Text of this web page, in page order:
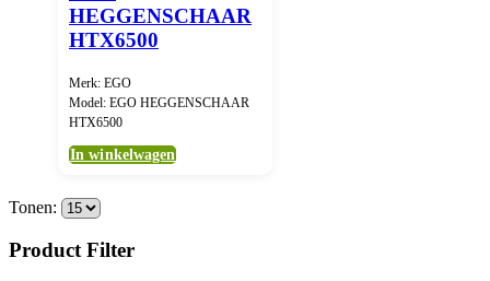
HEGGENSCHAAR
HTX6500
Merk: EGO
Model: EGO HEGGENSCHAAR
HTX6500
In winkelwagen
Tonen:
Product Filter